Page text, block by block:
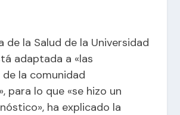
de la Salud de la Universidad
adaptada a «las
la comunidad
para lo que «se hizo un
ha explicado la